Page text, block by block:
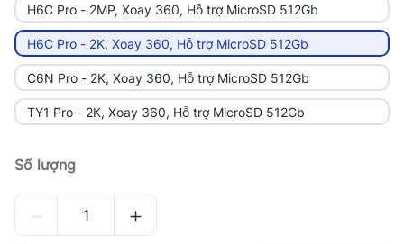
H6C Pro - 2MP, Xoay 360, Hỗ trợ MicroSD 512Gb
H6C Pro - 2K, Xoay 360, Hỗ trợ MicroSD 512Gb
C6N Pro - 2K, Xoay 360, Hỗ trợ MicroSD 512Gb
TY1 Pro - 2K, Xoay 360, Hỗ trợ MicroSD 512Gb
Số lượng